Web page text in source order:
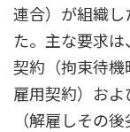
連合）が組織
た。主な要求
契約（拘束待
雇用契約）お
（解雇しその